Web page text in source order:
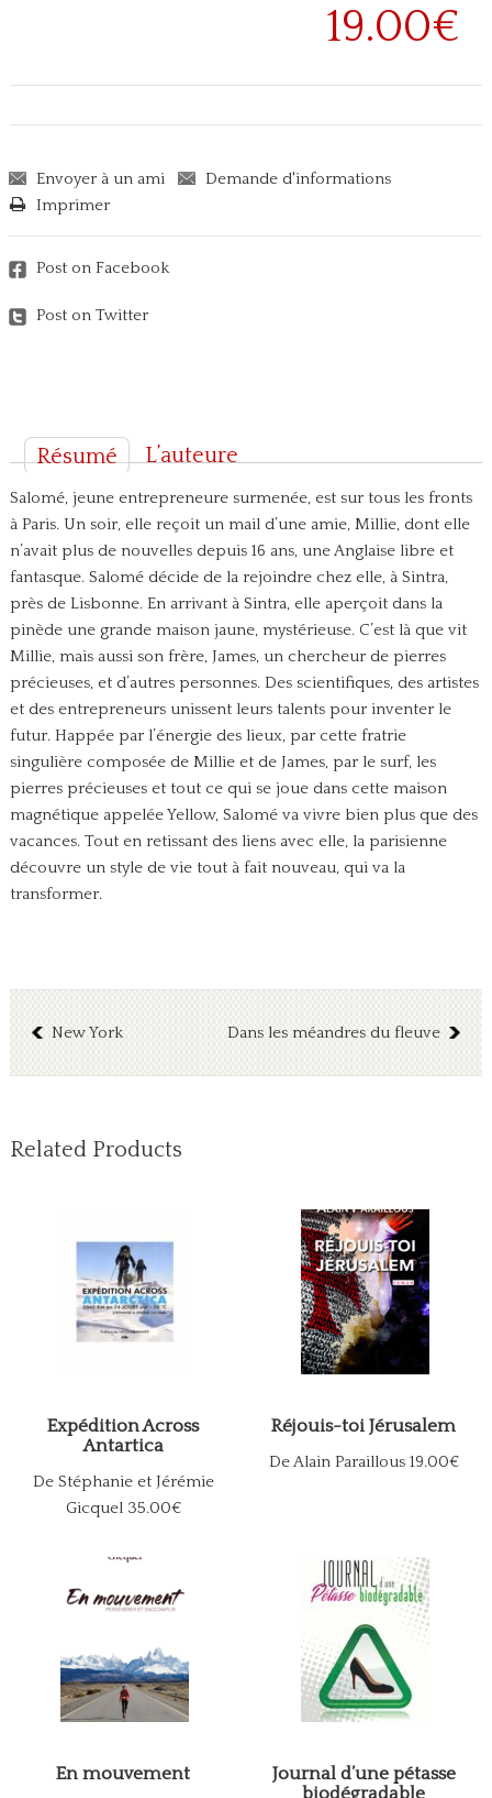
19.00€
Envoyer à un ami
Demande d'informations
Imprimer
Post on Facebook
Post on Twitter
Résumé L’auteure
Salomé, jeune entrepreneure surmenée, est sur tous les fronts
à Paris. Un soir, elle reçoit un mail d’une amie, Millie, dont elle
n’avait plus de nouvelles depuis 16 ans, une Anglaise libre et
fantasque. Salomé décide de la rejoindre chez elle, à Sintra,
près de Lisbonne. En arrivant à Sintra, elle aperçoit dans la
pinède une grande maison jaune, mystérieuse. C’est là que vit
Millie, mais aussi son frère, James, un chercheur de pierres
précieuses, et d’autres personnes. Des scientifiques, des artistes
et des entrepreneurs unissent leurs talents pour inventer le
futur. Happée par l’énergie des lieux, par cette fratrie
singulière composée de Millie et de James, par le surf, les
pierres précieuses et tout ce qui se joue dans cette maison
magnétique appelée Yellow, Salomé va vivre bien plus que des
vacances. Tout en retissant des liens avec elle, la parisienne
découvre un style de vie tout à fait nouveau, qui va la
transformer.
New York Dans les méandres du fleuve
Related Products
Expédition Across
Antartica
De Stéphanie et Jérémie
Gicquel 35.00€
Réjouis-toi Jérusalem
De Alain Paraillous 19.00€
En mouvement
Journal d’une pétasse
biodégradable